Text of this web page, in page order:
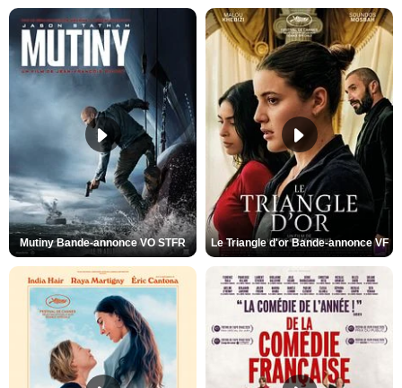
Mutiny Bande-annonce VO STFR Le Triangle d'or Bande-annonce VF